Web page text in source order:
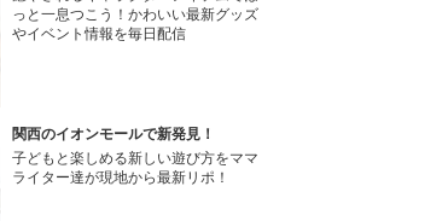
っと一息つこう！かわいい最新グッズ
やイベント情報を毎日配信
関西のイオンモールで新発見！
子どもと楽しめる新しい遊び方をママ
ライター達が現地から最新リポ！